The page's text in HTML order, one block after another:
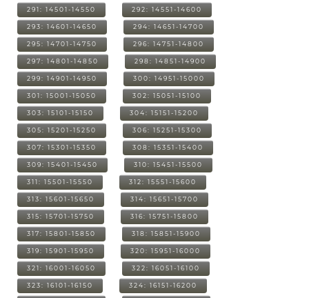
291: 14501-14550 292: 14551-14600
293: 14601-14650 294: 14651-14700
295: 14701-14750 296: 14751-14800
297: 14801-14850 298: 14851-14900
299: 14901-14950 300: 14951-15000
301: 15001-15050 302: 15051-15100
303: 15101-15150 304: 15151-15200
305: 15201-15250 306: 15251-15300
307: 15301-15350 308: 15351-15400
309: 15401-15450 310: 15451-15500
311: 15501-15550 312: 15551-15600
313: 15601-15650 314: 15651-15700
315: 15701-15750 316: 15751-15800
317: 15801-15850 318: 15851-15900
319: 15901-15950 320: 15951-16000
321: 16001-16050 322: 16051-16100
323: 16101-16150 324: 16151-16200